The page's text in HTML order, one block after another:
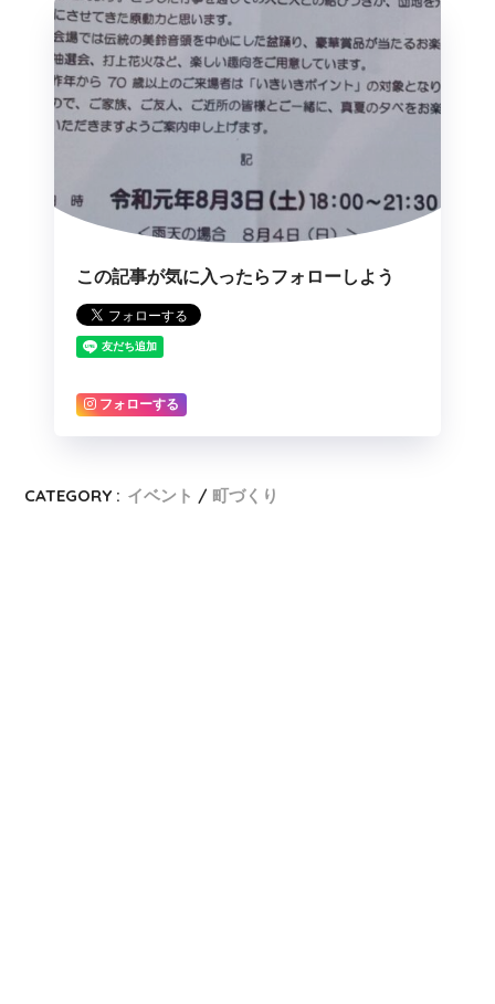
この記事が気に入ったらフォローしよう
フォローする
CATEGORY : イベント 町づくり